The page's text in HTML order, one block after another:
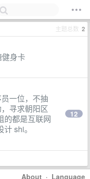
主题总数 2
身卡
一位，不抽
寻求朝阳区
的都是互联网
shi。
12
About · Language